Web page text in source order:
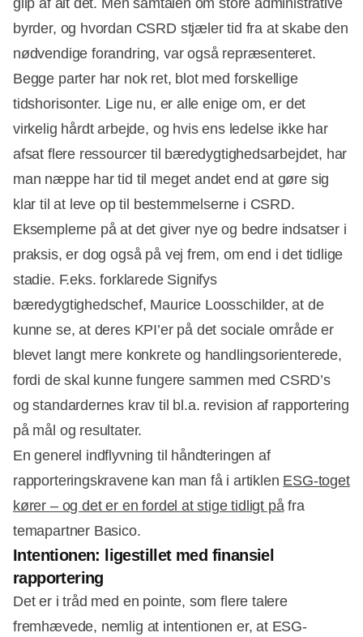
byrder, og hvordan CSRD stjæler tid fra at skabe den
nødvendige forandring, var også repræsenteret.
Begge parter har nok ret, blot med forskellige
tidshorisonter. Lige nu, er alle enige om, er det
virkelig hårdt arbejde, og hvis ens ledelse ikke har
afsat flere ressourcer til bæredygtighedsarbejdet, har
man næppe har tid til meget andet end at gøre sig
klar til at leve op til bestemmelserne i CSRD.
Eksemplerne på at det giver nye og bedre indsatser i
praksis, er dog også på vej frem, om end i det tidlige
stadie. F.eks. forklarede Signifys
bæredygtighedschef, Maurice Loosschilder, at de
kunne se, at deres KPI’er på det sociale område er
blevet langt mere konkrete og handlingsorienterede,
fordi de skal kunne fungere sammen med CSRD’s
og standardernes krav til bl.a. revision af rapportering
på mål og resultater.
En generel indflyvning til håndteringen af
rapporteringskravene kan man få i artiklen ESG-toget
kører – og det er en fordel at stige tidligt på fra
temapartner Basico.
Intentionen: ligestillet med finansiel
rapportering
Det er i tråd med en pointe, som flere talere
fremhævede, nemlig at intentionen er, at ESG-